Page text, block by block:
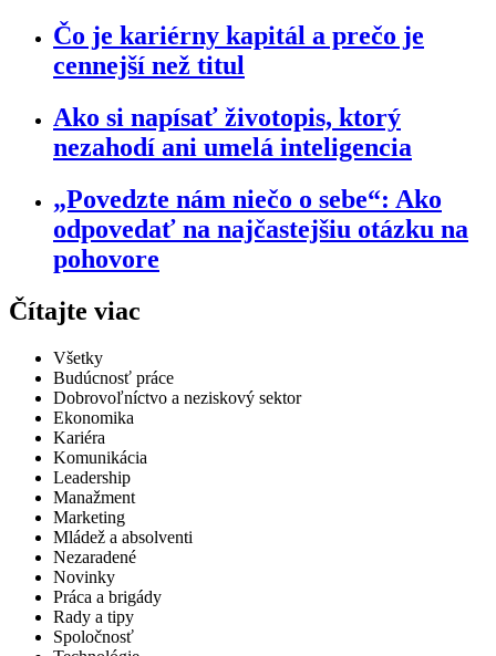
Čo je kariérny kapitál a prečo je
cennejší než titul
Ako si napísať životopis, ktorý
nezahodí ani umelá inteligencia
„Povedzte nám niečo o sebe“: Ako
odpovedať na najčastejšiu otázku na
pohovore
Čítajte viac
Všetky
Budúcnosť práce
Dobrovoľníctvo a neziskový sektor
Ekonomika
Kariéra
Komunikácia
Leadership
Manažment
Marketing
Mládež a absolventi
Nezaradené
Novinky
Práca a brigády
Rady a tipy
Spoločnosť